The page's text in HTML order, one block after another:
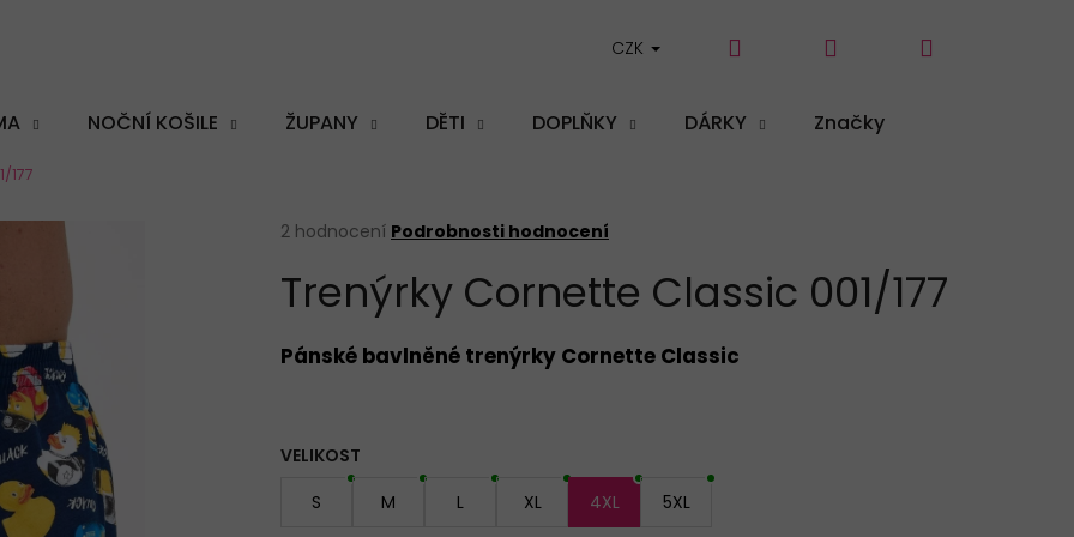
NOČNÍ KOŠILE ŽUPANY DĚTI DOPLŇKY DÁRKY Značky
CZK Přihlášení
177
Průměrné
produktu
z
5
2 hodnocení Podrobnosti hodnocení
Trenýrky Cornette Classic 001/177
Pánské bavlněné trenýrky Cornette Classic
VELIKOST
S
M L XL 4XL 5XL
Co potřebujete najít?
Doporučujeme